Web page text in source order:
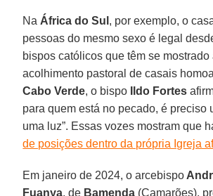
Na África do Sul , por exemplo, o
pessoas do mesmo sexo é legal
bispos católicos que têm se mostrado
acolhimento pastoral de casais
Cabo Verde, o bispo Ildo Fortes
para quem está no pecado, é preciso
uma luz”. Essas vozes mostram que
de posições dentro da própria Igreja
Em janeiro de 2024, o arcebispo
Fuanya, de Bamenda (Camarões),